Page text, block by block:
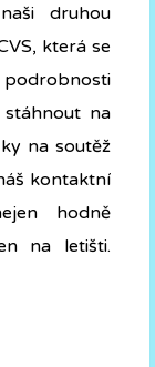
druhou
která se
podrobnosti
stáhnout na
na soutěž
kontaktní
hodně
na letišti.